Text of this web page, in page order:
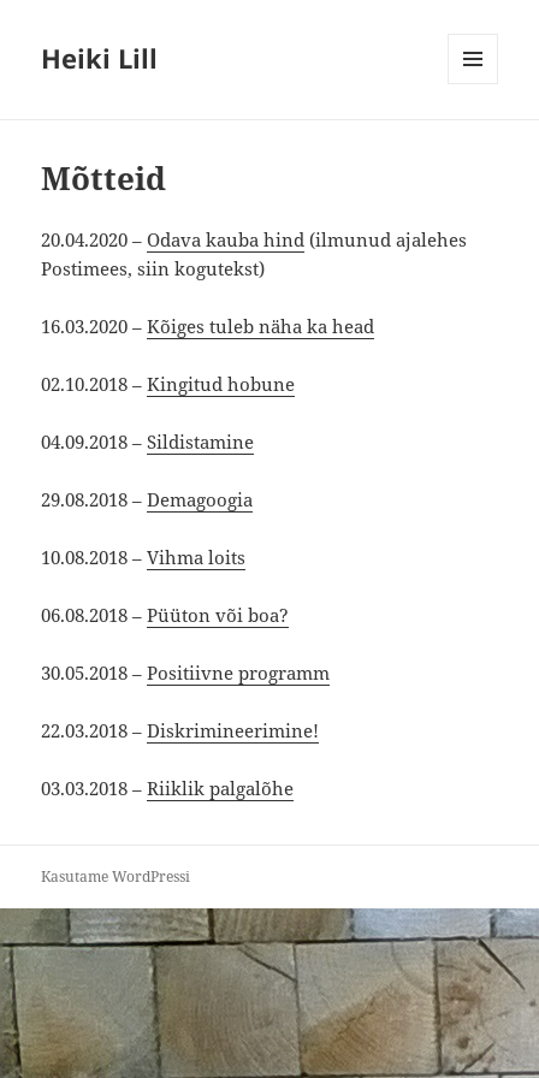
Heiki Lill
Mõtteid
20.04.2020 –Odava kauba hind (ilmunud ajalehes
Postimees, siin kogutekst)
16.03.2020 –Kõiges tuleb näha ka head
02.10.2018 –Kingitud hobune
04.09.2018 –Sildistamine
29.08.2018 –Demagoogia
10.08.2018 –Vihma loits
06.08.2018 –Püüton või boa?
30.05.2018 –Positiivne programm
22.03.2018 –Diskrimineerimine!
03.03.2018 –Riiklik palgalõhe
Kasutame WordPressi